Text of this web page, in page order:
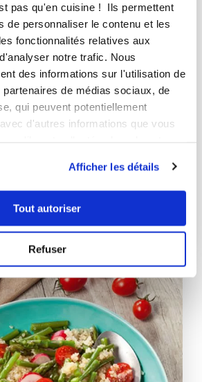
pas qu'en cuisine ! Ils permettent
de personnaliser le contenu et les
fonctionnalités relatives aux
notre trafic. Nous
des informations sur l'utilisation de
de médias sociaux, de
qui peuvent potentiellement
d'autres informations que vous
Afficher les détails
Tout autoriser
Refuser
aux herbes fraîches
Aucune note
0 7